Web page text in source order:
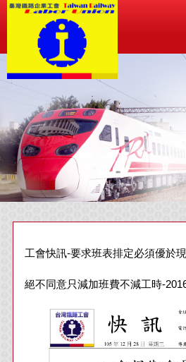
工會快訊-要求班表排定必須優於
絕不同意只減加班費不減工時-